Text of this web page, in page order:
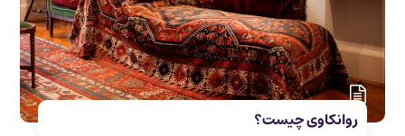
روانکاوی چیست؟